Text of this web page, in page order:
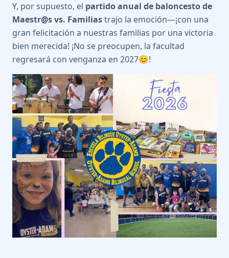
Y, por supuesto, el partido anual de baloncesto de
Maestr@s vs. Familiastrajo la emoción—¡con una
gran felicitación a nuestras familias por una victoria
bien merecida! ¡No se preocupen, la facultad
regresará con venganza en 2027😊!